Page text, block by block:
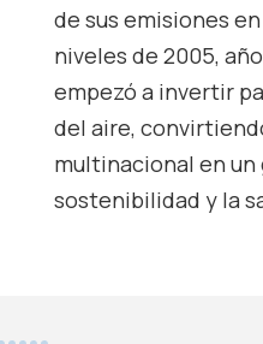
de sus emisiones
niveles de 2005,
empezó a invertir
del aire,
multinacional en un
sostenibilidad y la